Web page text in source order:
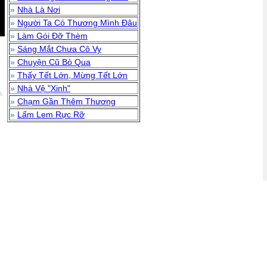
» Nhà Là Nơi
» Người Ta Có Thương Mình Đâu
» Làm Gói Đỡ Thèm
» Sáng Mắt Chưa Cô Vy
» Chuyện Cũ Bỏ Qua
» Thấy Tết Lớn, Mừng Tết Lớn
» Nhà Vệ "Xinh"
» Chạm Gần Thêm Thương
» Lấm Lem Rực Rỡ